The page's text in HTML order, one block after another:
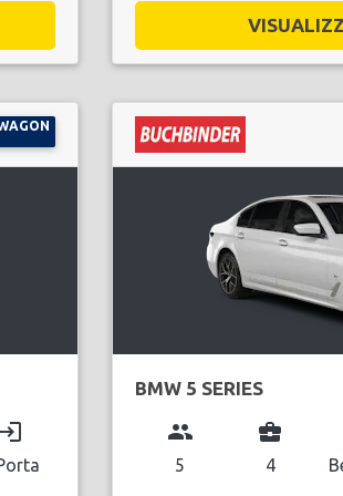
login
BMW 5 SERIES
group
5
business_center
4